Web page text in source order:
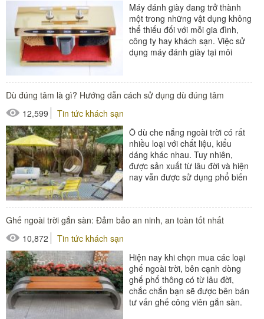
Máy đánh giày đang trở thành
một trong những vật dụng không
thể thiếu đối với mỗi gia đình,
công ty hay khách sạn. Việc sử
dụng máy đánh giày tại môi
Dù đúng tâm là gì? Hướng dẫn cách sử dụng dù đúng tâm
12,599
Tin tức khách sạn
Ô dù che nắng ngoài trời có rất
nhiều loại với chất liệu, kiểu
dáng khác nhau. Tuy nhiên,
được sản xuất từ lâu đời và hiện
nay vẫn được sử dụng phổ biến
#ghế bể bơi
Ghế ngoài trời gắn sàn: Đảm bảo an ninh, an toàn tốt nhất
10,872
Tin tức khách sạn
Hiện nay khi chọn mua các loại
ghế ngoài trời, bên cạnh dòng
ghế phổ thông có từ lâu đời,
chắc chắn bạn sẽ được bên bán
tư vấn ghế công viên gắn sàn.